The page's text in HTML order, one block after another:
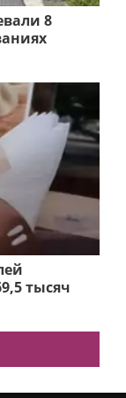
8
тысяч